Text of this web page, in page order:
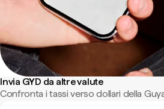
Invia GYD da altre valute
Confronta i tassi verso dollari della